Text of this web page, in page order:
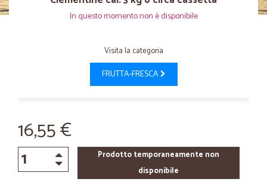
In questo momento non è disponibile
Visita la categoria
FRUTTA-FRESCA
16,55 €
Prodotto temporaneamente non
disponibile